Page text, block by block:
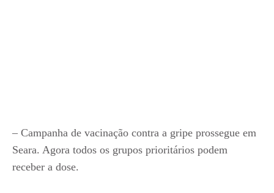
– Campanha de vacinação contra a gripe prossegue em
Seara. Agora todos os grupos prioritários podem
receber a dose.